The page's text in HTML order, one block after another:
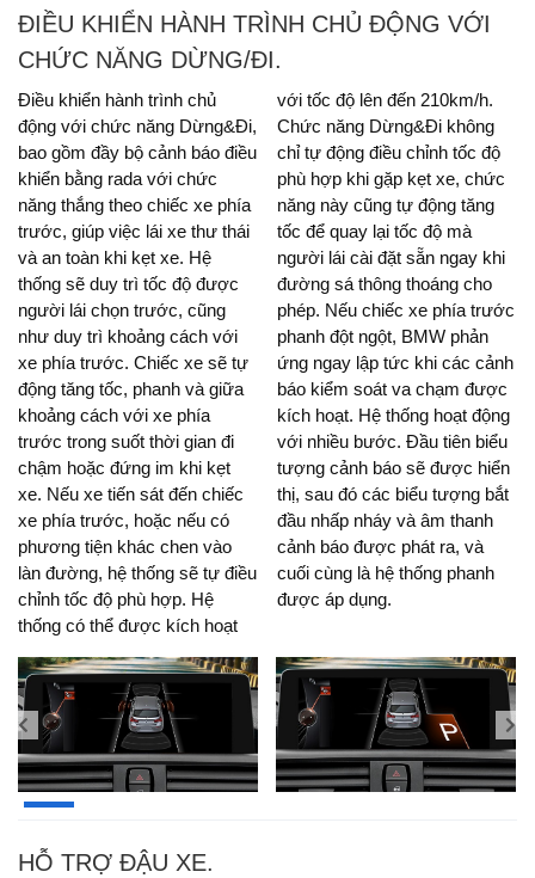
ĐIỀU KHIỂN HÀNH TRÌNH CHỦ ĐỘNG VỚI
CHỨC NĂNG DỪNG/ĐI.
Điều khiển hành trình chủ
động với chức năng Dừng&Đi,
bao gồm đầy bộ cảnh báo điều
khiển bằng rada với chức
năng thắng theo chiếc xe phía
trước, giúp việc lái xe thư thái
và an toàn khi kẹt xe. Hệ
thống sẽ duy trì tốc độ được
người lái chọn trước, cũng
như duy trì khoảng cách với
xe phía trước. Chiếc xe sẽ tự
động tăng tốc, phanh và giữa
khoảng cách với xe phía
trước trong suốt thời gian đi
chậm hoặc đứng im khi kẹt
xe. Nếu xe tiến sát đến chiếc
xe phía trước, hoặc nếu có
phương tiện khác chen vào
làn đường, hệ thống sẽ tự điều
chỉnh tốc độ phù hợp. Hệ
thống có thể được kích hoạt
với tốc độ lên đến 210km/h.
Chức năng Dừng&Đi không
chỉ tự động điều chỉnh tốc độ
phù hợp khi gặp kẹt xe, chức
năng này cũng tự động tăng
tốc để quay lại tốc độ mà
người lái cài đặt sẵn ngay khi
đường sá thông thoáng cho
phép. Nếu chiếc xe phía trước
phanh đột ngột, BMW phản
ứng ngay lập tức khi các cảnh
báo kiểm soát va chạm được
kích hoạt. Hệ thống hoạt động
với nhiều bước. Đầu tiên biểu
tượng cảnh báo sẽ được hiển
thị, sau đó các biểu tượng bắt
đầu nhấp nháy và âm thanh
cảnh báo được phát ra, và
cuối cùng là hệ thống phanh
được áp dụng.
HỖ TRỢ ĐẬU XE.